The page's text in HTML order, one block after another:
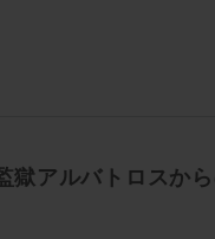
獄アルバトロスか